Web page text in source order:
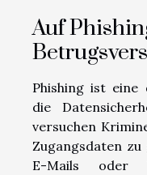
Auf
Phishing ist
die
versuchen
Zugangsdaten
E-Mails oder